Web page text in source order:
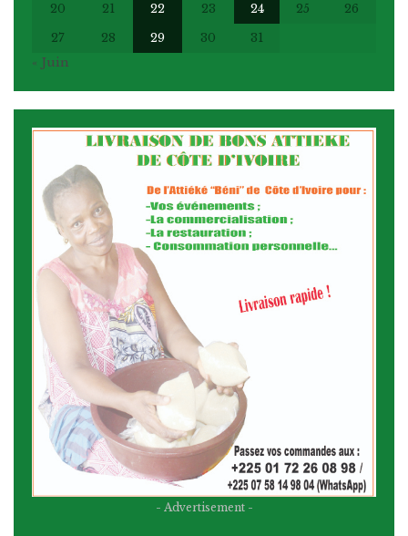
20
21 22 23 24 25
26
27
28 29 30
31
« Juin
- Advertisement -